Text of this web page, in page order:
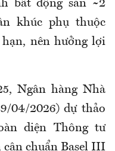
bất động sản ~2
khúc phụ thuộc
nên hưởng lợi
Ngân hàng Nhà
04/2026) dự thảo
diện Thông tư
cận chuẩn Basel III